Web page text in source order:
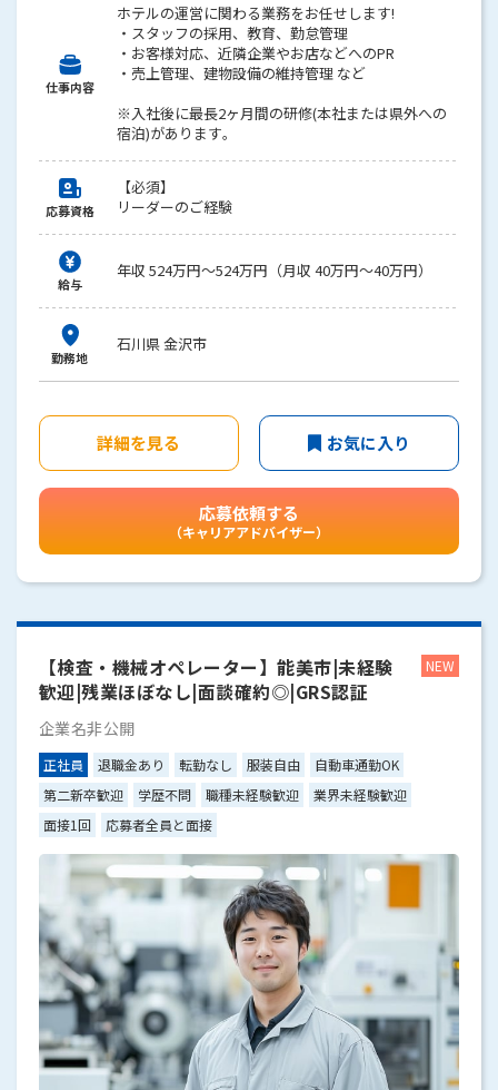
仕事内容
ホテルの運営に関わる業務をお任せします!
・スタッフの採用、教育、勤怠管理
・お客様対応、近隣企業やお店などへのPR
・売上管理、建物設備の維持管理 など
※入社後に最長2ヶ月間の研修(本社または県外への
宿泊)があります。
応募資格
【必須】
リーダーのご経験
給与
年収 524万円～524万円（月収 40万円～40万円）
勤務地
石川県 金沢市
詳細を見る
応募依頼する
（キャリアアドバイザー）
お気に入り
【検査・機械オペレーター】能美市|未経験
歓迎|残業ほぼなし|面談確約◎|GRS認証
企業名非公開
正社員 退職金あり 転勤なし 服装自由
自動車通勤OK
第二新卒歓迎
学歴不問 職種未経験歓迎
業界未経験歓迎
面接1回
応募者全員と面接